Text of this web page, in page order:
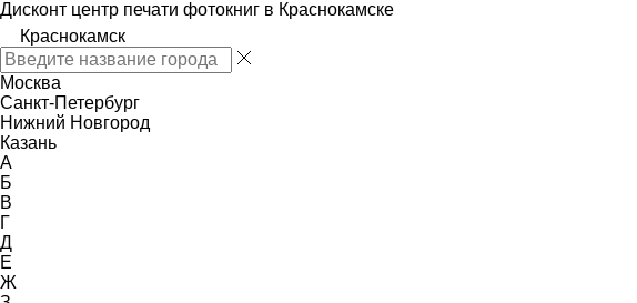
Дисконт центр печати фотокниг в Краснокамске
Краснокамск
Москва
Санкт-Петербург
Нижний Новгород
Казань
А
Б
В
Г
Д
Е
Ж